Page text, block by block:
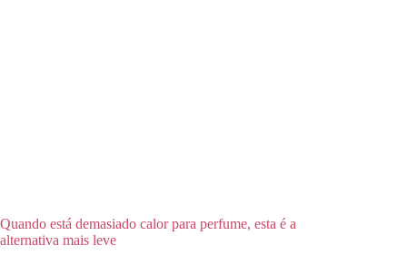
Quando está demasiado calor para perfume, esta é a
alternativa mais leve